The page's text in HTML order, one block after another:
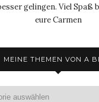
gelingen. Viel Spaß
eure Carmen
MEINE THEMEN VON A